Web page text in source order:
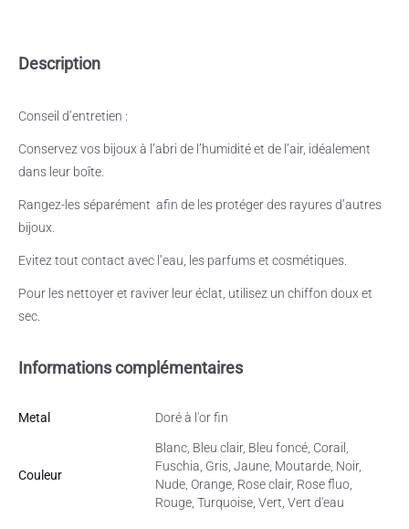
Description
Conseil d’entretien :
Conservez vos bijoux à l’abri de l’humidité et de l’air, idéalement
dans leur boîte.
Rangez-les séparément afin de les protéger des rayures d’autres
bijoux.
Evitez tout contact avec l’eau, les parfums et cosmétiques.
Pour les nettoyer et raviver leur éclat, utilisez un chiffon doux et
sec.
Informations complémentaires
Metal Doré à l'or fin
Couleur
Blanc, Bleu clair, Bleu foncé, Corail,
Fuschia, Gris, Jaune, Moutarde, Noir,
Nude, Orange, Rose clair, Rose fluo,
Rouge, Turquoise, Vert, Vert d'eau